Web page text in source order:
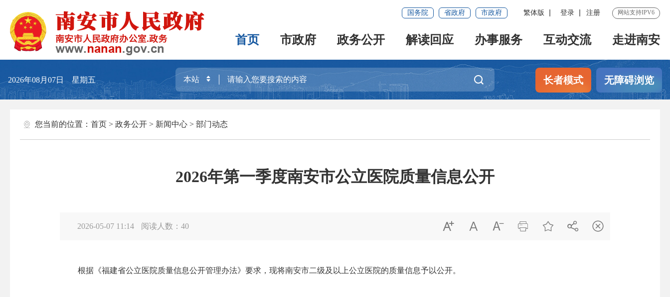
国务院 省政府 市政府 繁体版 登录 注册 网站支持IPV6
首页 市政府 政务公开 解读回应 办事服务 互动交流 走进南安
2026年08月07日 星期五 长者模式 无障碍浏览
您当前的位置： 首页 > 政务公开 > 新闻中心 > 部门动态
2026年第一季度南安市公立医院质量信息公开
2026-05-07 11:14 阅读人数： 40       
根据《福建省公立医院质量信息公开管理办法》要求，现将南安市二级及以上公立医院的质量信息予以公开。